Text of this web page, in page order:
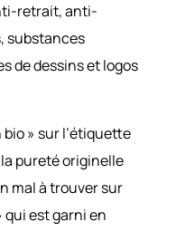
retrait, anti-
substances
de dessins et logos
» sur l’étiquette
pureté originelle
mal à trouver sur
qui est garni en